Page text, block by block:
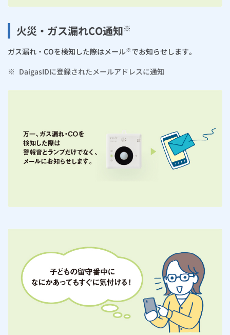
火災・ガス漏れCO通知※
ガス漏れ・COを検知した際はメール※ でお知らせします。
※ DaigasIDに登録されたメールアドレスに通知